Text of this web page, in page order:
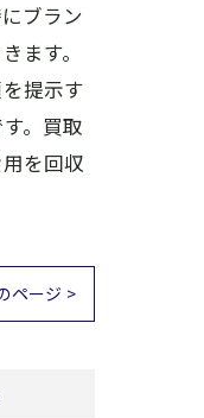
ブラン
ます。
提示す
。買取
を回収
ページ >